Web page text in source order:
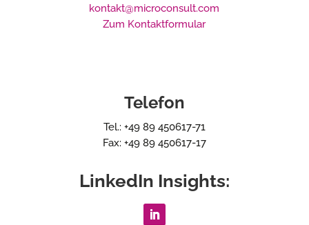
kontakt@microconsult.com
Zum Kontaktformular
Telefon
Tel.: +49 89 450617-71
Fax: +49 89 450617-17
LinkedIn Insights: